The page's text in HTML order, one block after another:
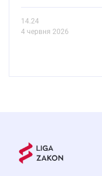
14.24
4 червня 2026